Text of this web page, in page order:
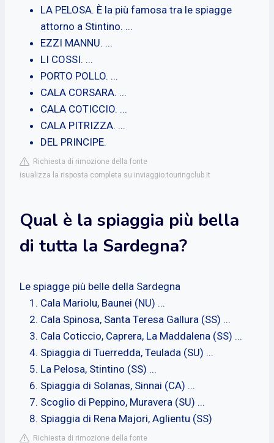
LA PELOSA. È la più famosa tra le spiagge
attorno a Stintino. ...
EZZI MANNU. ...
LI COSSI. ...
PORTO POLLO. ...
CALA CORSARA. ...
CALA COTICCIO. ...
CALA PITRIZZA. ...
DEL PRINCIPE.
Richiesta di rimozione della fonte
isualizza la risposta completa su inviaggio.touringclub.it
Qual è la spiaggia più bella
di tutta la Sardegna?
Le spiagge più belle della Sardegna
Cala Mariolu, Baunei (NU) ...
Cala Spinosa, Santa Teresa Gallura (SS) ...
Cala Coticcio, Caprera, La Maddalena (SS) ...
Spiaggia di Tuerredda, Teulada (SU) ...
La Pelosa, Stintino (SS) ...
Spiaggia di Solanas, Sinnai (CA) ...
Scoglio di Peppino, Muravera (SU) ...
Spiaggia di Rena Majori, Aglientu (SS)
Richiesta di rimozione della fonte